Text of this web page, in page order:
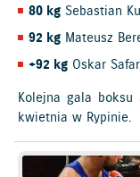
80 kg Sebastian
92 kg Mateusz
+92 kg Oskar
Kolejna gala
kwietnia w Rypinie.